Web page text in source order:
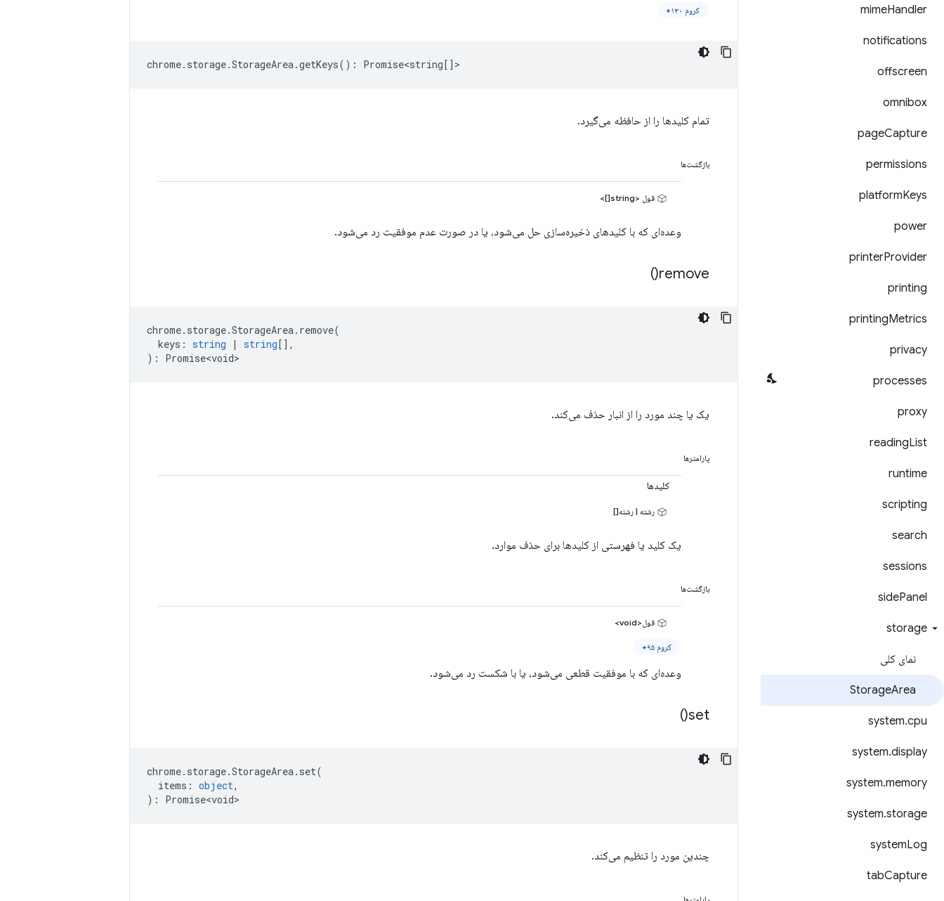
mimeHandler
notifications
offscreen
omnibox
pageCapture
permissions
platformKeys
power
printerProvider
printing
printingMetrics
privacy
processes
proxy
readingList
runtime
scripting
search
sessions
sidePanel
storage
نمای کلی
StorageArea
system.cpu
system.display
system.memory
system.storage
systemLog
tabCapture
کروم ۱۳۰+
chrome. storage.StorageArea.getKeys() : Promise<string[]>
تمام کلیدها را از حافظه می‌گیرد.
بازگشت‌ها
قول <string[]>
وعده‌ای که با کلیدهای ذخیره‌سازی حل می‌شود، یا در صورت عدم موفقیت رد می‌شود.
remove(
)
chrome. storage.StorageArea. remove(
keys : string | string[],
) : Promise<void>
یک یا چند مورد را از انبار حذف می‌کند.
پارامترها
کلیدها
رشته | رشته[]
یک کلید یا فهرستی از کلیدها برای حذف موارد.
بازگشت‌ها
قول<void>
کروم ۹۵+
وعده‌ای که با موفقیت قطعی می‌شود، یا با شکست رد می‌شود.
set(
)
chrome. storage.StorageArea. set(
items : object,
) : Promise<void>
چندین مورد را تنظیم می‌کند.